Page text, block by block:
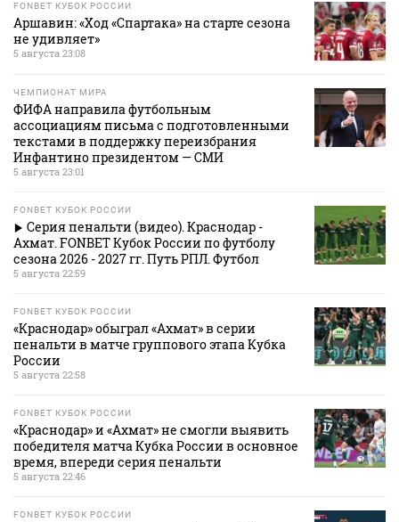
FONBET КУБОК РОССИИ
Аршавин: «Ход «Спартака» на старте сезона
не удивляет»
5 августа 23:08
ЧЕМПИОНАТ МИРА
ФИФА направила футбольным
ассоциациям письма с подготовленными
текстами в поддержку переизбрания
Инфантино президентом — СМИ
5 августа 23:01
FONBET КУБОК РОССИИ
Серия пенальти (видео). Краснодар -
Ахмат. FONBET Кубок России по футболу
сезона 2026 - 2027 гг. Путь РПЛ. Футбол
5 августа 22:59
FONBET КУБОК РОССИИ
«Краснодар» обыграл «Ахмат» в серии
пенальти в матче группового этапа Кубка
России
5 августа 22:58
FONBET КУБОК РОССИИ
«Краснодар» и «Ахмат» не смогли выявить
победителя матча Кубка России в основное
время, впереди серия пенальти
5 августа 22:46
FONBET КУБОК РОССИИ